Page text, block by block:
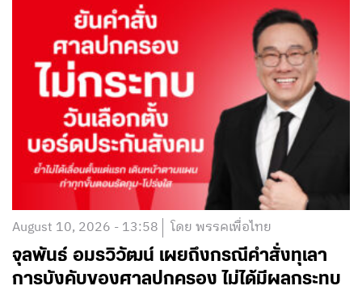
August 10, 2026 - 13:58 โดย พรรคเพื่อไทย
จุลพันธ์ อมรวิวัฒน์ เผยถึงกรณีคำสั่งทุเลา
การบังคับของศาลปกครอง ไม่ได้มีผลกระทบ